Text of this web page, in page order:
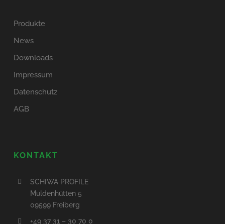
Produkte
News
Downloads
Impressum
Datenschutz
AGB
KONTAKT
SCHIWA PROFILE
Muldenhütten 5
09599 Freiberg
+49 37 31 – 30 70 0